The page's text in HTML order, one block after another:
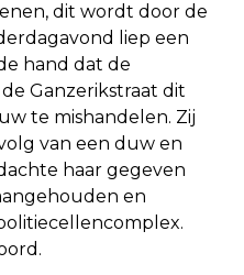
dit wordt door de
liep een
hand dat de
Ganzerikstraat dit
te mishandelen. Zij
van een duw en
haar gegeven
en